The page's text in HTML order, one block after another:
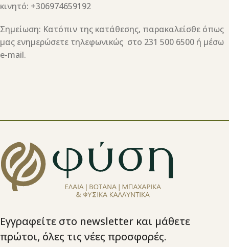
κινητό: +306974659192
Σημείωση: Κατόπιν της κατάθεσης, παρακαλείσθε όπως
μας ενημερώσετε τηλεφωνικώς στο 231 500 6500 ή μέσω
e-mail.
Εγγραφείτε στο newsletter και μάθετε
πρώτοι, όλες τις νέες προσφορές.